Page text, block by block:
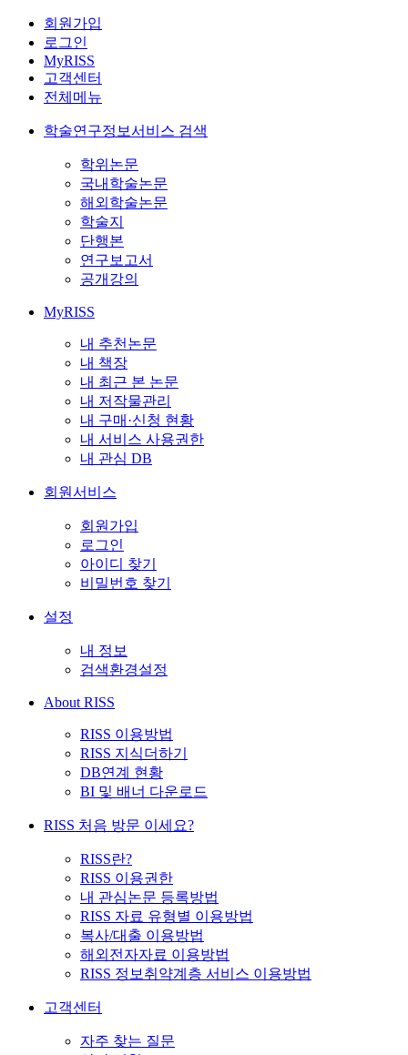
회원가입
로그인
MyRISS
고객센터
전체메뉴
학술연구정보서비스 검색
학위논문
국내학술논문
해외학술논문
학술지
단행본
연구보고서
공개강의
MyRISS
내 추천논문
내 책장
내 최근 본 논문
내 저작물관리
내 구매·신청 현황
내 서비스 사용권한
내 관심 DB
회원서비스
회원가입
로그인
아이디 찾기
비밀번호 찾기
설정
내 정보
검색환경설정
About RISS
RISS 이용방법
RISS 지식더하기
DB연계 현황
BI 및 배너 다운로드
RISS 처음 방문 이세요?
RISS란?
RISS 이용권한
내 관심논문 등록방법
RISS 자료 유형별 이용방법
복사/대출 이용방법
해외전자자료 이용방법
RISS 정보취약계층 서비스 이용방법
고객센터
자주 찾는 질문